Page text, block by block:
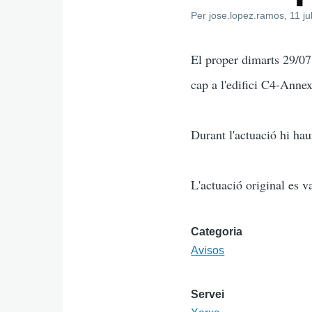
Per jose.lopez.ramos , 11
El proper dimarts 29/
cap a l'edifici C4-
Durant l'actuació hi
L'actuació original es
Categoria
Avisos
Servei